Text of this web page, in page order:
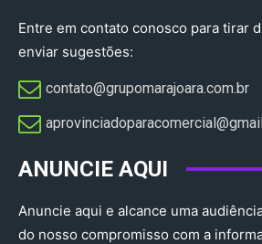
Entre em contato conosco para tirar
enviar sugestões:
contato@grupomarajoara.com.br
ANUNCIE AQUI
Anuncie aqui e alcance uma
do nosso compromisso com a